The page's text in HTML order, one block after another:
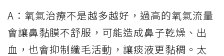
A：氧氣治療不是越多越好，過高的氧氣流量
會讓鼻黏膜不舒服，可能造成鼻子乾燥、出
血，也會抑制纖毛活動，讓痰液更黏稠。太